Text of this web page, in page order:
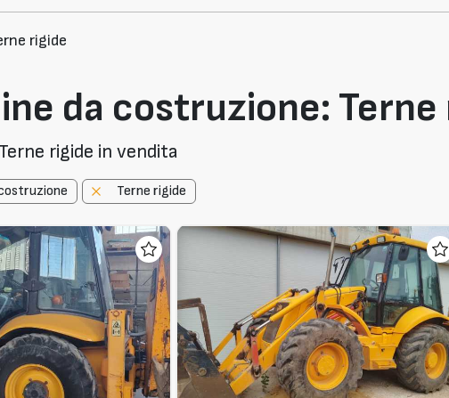
rigide
da costruzione: Terne
rigide in vendita
Terne rigide